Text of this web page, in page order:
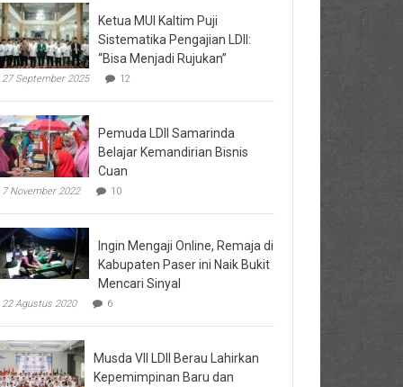
Ketua MUI Kaltim Puji
Sistematika Pengajian LDII:
“Bisa Menjadi Rujukan”
27 September 2025 12
Pemuda LDII Samarinda
Belajar Kemandirian Bisnis
Cuan
7 November 2022 10
Ingin Mengaji Online, Remaja di
Kabupaten Paser ini Naik Bukit
Mencari Sinyal
22 Agustus 2020 6
Musda VII LDII Berau Lahirkan
Kepemimpinan Baru dan